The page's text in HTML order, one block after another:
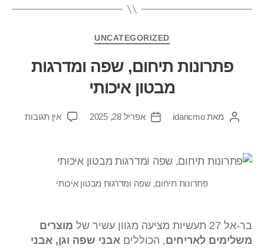
UNCATEGORIZED
פתרונות תיחום, שפה ומדרגות
מבטון איכותי
מאתidancmo אפריל 28, 2025 אין תגובות
פתרונות תיחום, שפה ומדרגות מבטון איכותי
בר-אל 27 תעשיות מציעה מגוון עשיר של
מוצרים
משלימים לאריחים, הכוללים אבני שפה וגן, אבני